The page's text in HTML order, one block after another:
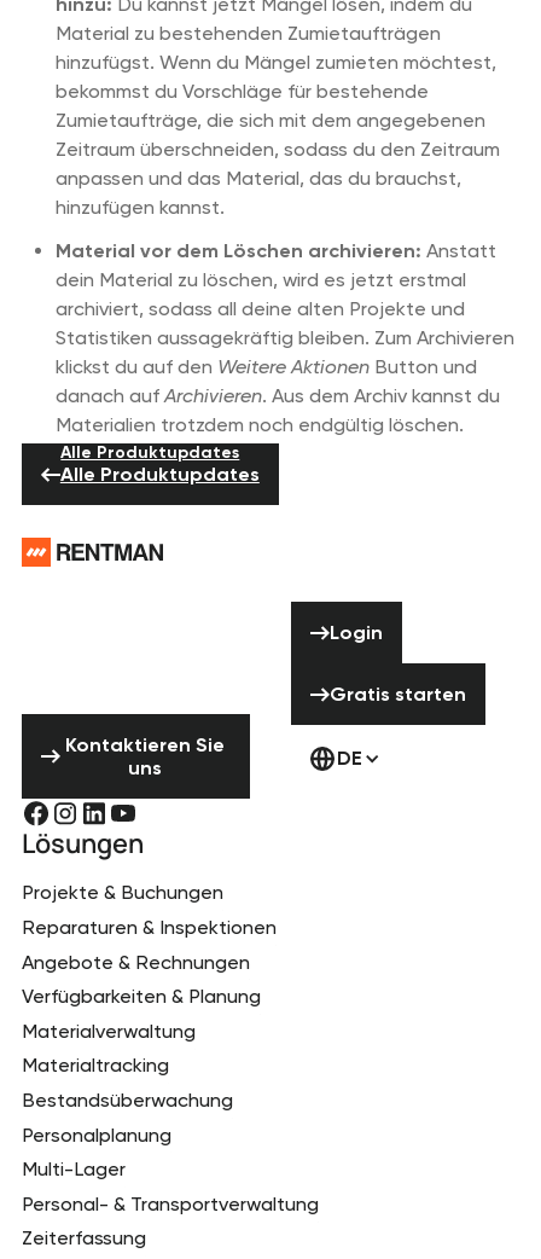
Material zu bestehenden Zumietaufträgen
hinzufügst. Wenn du Mängel zumieten möchtest,
bekommst du Vorschläge für bestehende
Zumietaufträge, die sich mit dem angegebenen
Zeitraum überschneiden, sodass du den Zeitraum
anpassen und das Material, das du brauchst,
hinzufügen kannst.
Material vor dem Löschen archivieren: Anstatt
dein Material zu löschen, wird es jetzt erstmal
archiviert, sodass all deine alten Projekte und
Statistiken aussagekräftig bleiben. Zum Archivieren
klickst du auf den Weitere Aktionen Button und
danach aufArchivieren. Aus dem Archiv kannst du
Materialien trotzdem noch endgültig löschen.
Alle Produktupdates
Alle Produktupdates
Kontaktieren Sie uns
Kontaktieren Sie
uns
Login
Gratis starten
DE
Lösungen
Projekte & Buchungen
Reparaturen & Inspektionen
Angebote & Rechnungen
Verfügbarkeiten & Planung
Materialverwaltung
Materialtracking
Bestandsüberwachung
Personalplanung
Multi-Lager
Personal- & Transportverwaltung
Zeiterfassung